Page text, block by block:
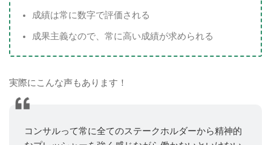
成績は常に数字で評価される
成果主義なので、常に高い成績が求められる
実際にこんな声もあります！
コンサルって常に全てのステークホルダーから精神的